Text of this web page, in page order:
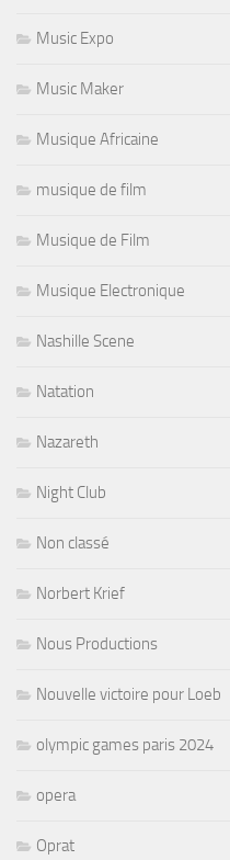
Music Expo
Music Maker
Musique Africaine
musique de film
Musique de Film
Musique Electronique
Nashille Scene
Natation
Nazareth
Night Club
Non classé
Norbert Krief
Nous Productions
Nouvelle victoire pour Loeb
olympic games paris 2024
opera
Oprat